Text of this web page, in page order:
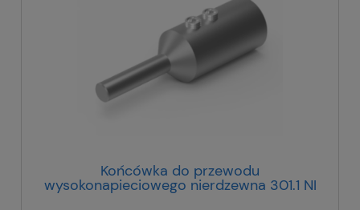
Końcówka do przewodu
wysokonapieciowego nierdzewna 301.1 NI
30100105